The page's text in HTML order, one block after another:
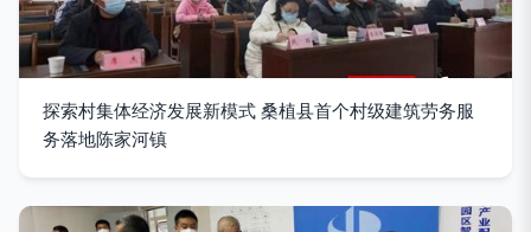
探索村集体经济发展新模式 桑植县首个村级建筑劳务服
务落地陈家河镇